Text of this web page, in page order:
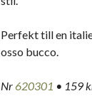
Perfekt till en
osso bucco.
Nr 620301 • 159